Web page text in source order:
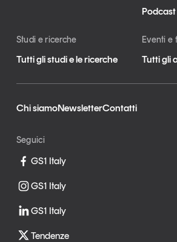
Podcast
Studi e ricerche
Tutti gli studi e le ricerche
Eventi e
Tutti gli
Chi siamoNewsletterContatti
Seguici
GS1 Italy
GS1 Italy
GS1 Italy
Tendenze